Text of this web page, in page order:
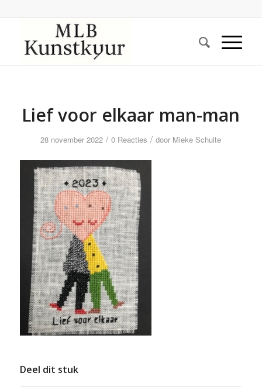
Lief voor elkaar man-man
28 november 2022 / 0 Reacties / door Mieke Schulte
Deel dit stuk